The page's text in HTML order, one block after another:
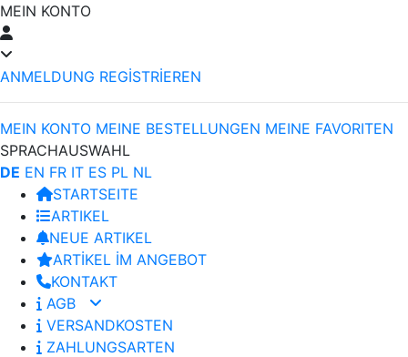
MEIN KONTO
ANMELDUNG REGİSTRİEREN
MEIN KONTO MEINE BESTELLUNGEN MEINE FAVORITEN
SPRACHAUSWAHL
DE EN FR IT ES PL NL
STARTSEITE
ARTIKEL
NEUE ARTIKEL
ARTİKEL İM ANGEBOT
KONTAKT
AGB
VERSANDKOSTEN
ZAHLUNGSARTEN